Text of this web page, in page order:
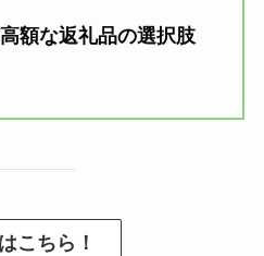
高額な返礼品の選択肢
こちら！